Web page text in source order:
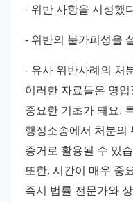
- 위반 사항을 시정했
- 위반의 불가피성을
- 유사 위반사례의 처
이러한 자료들은 영
중요한 기초가 돼요.
행정소송에서 처분의
증거로 활용될 수 있
또한, 시간이 매우 중
즉시 법률 전문가와